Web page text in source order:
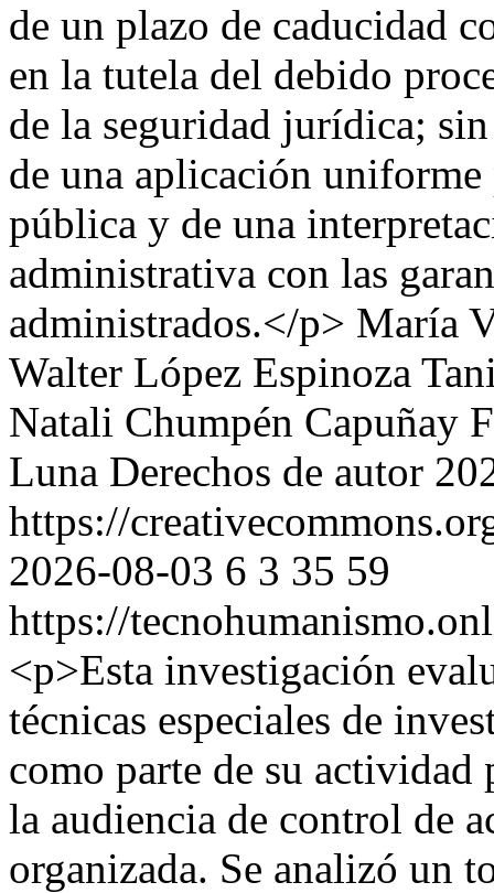
de un plazo de caducidad
en la tutela del debido
de la seguridad jurídica;
de una aplicación
pública y de una
administrativa con las
administrados.</p> María
Walter López Espinoza
Natali Chumpén Capuñay
Luna Derechos de autor
https://
2026-08-03 6 3 35 59
https://
<p>Esta investigación
técnicas especiales de
como parte de su actividad
la audiencia de control de
organizada. Se analizó un